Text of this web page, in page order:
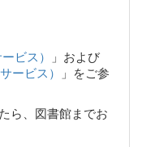
ビス）
」および
ービス）
」をご参
ら、図書館までお